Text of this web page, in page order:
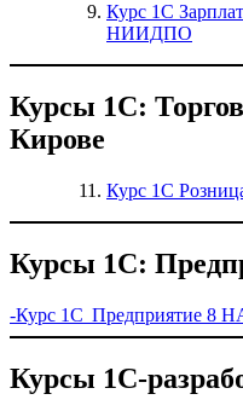
Курс 1С
НИИДПО
Курсы 1С:
Кирове
Курс 1С
Курсы 1С:
-Курс 1С Предприятие 8
Курсы 1С-